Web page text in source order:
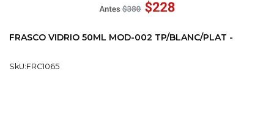
FRASCO VIDRIO 50ML MOD-002 TP/BLANC/PLAT -
SkU:FRC1065